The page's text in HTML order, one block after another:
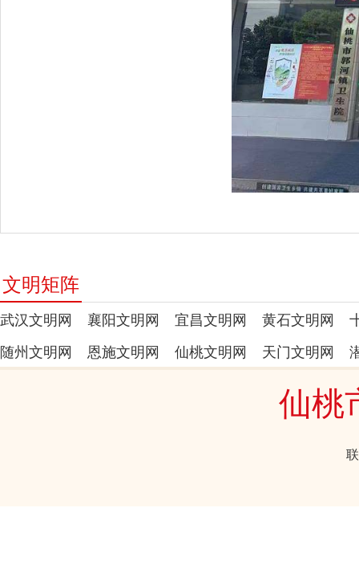
文明矩阵
武汉文明网 襄阳文明网 宜昌文明网 黄石文明网
随州文明网
恩施文明网 仙桃文明网 天门文明网
仙桃